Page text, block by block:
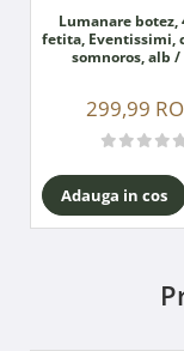
Lumanare botez,
fetita, Eventissimi,
somnoros, alb /
299,99
Adauga in cos